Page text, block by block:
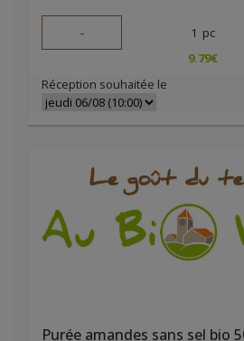
- 1 pc
9.79€
Réception souhaitée le
Purée amandes sans sel bio